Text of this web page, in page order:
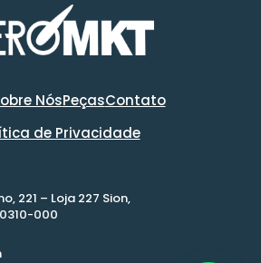
NósPeçasContato
de Privacidade
221 – Loja 227 Sion,
000